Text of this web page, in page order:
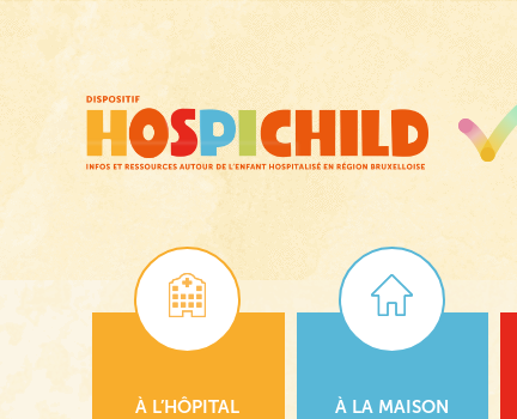
principal
À L’HÔPITAL À LA MAISON